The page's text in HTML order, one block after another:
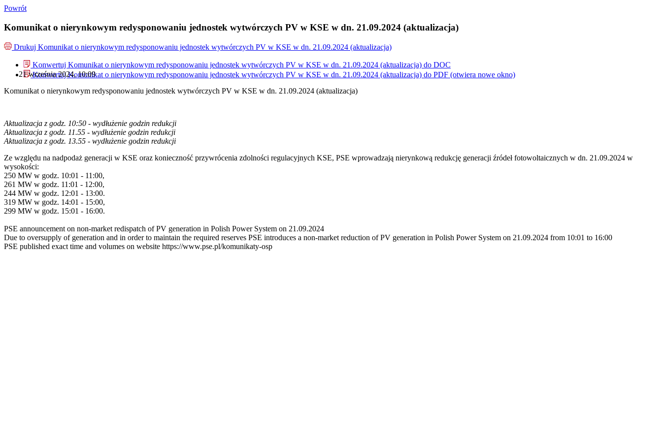
Powrót
Komunikat o nierynkowym redysponowaniu jednostek wytwórczych PV w KSE w dn. 21.09.2024 (aktualizacja)
Drukuj Komunikat o nierynkowym redysponowaniu jednostek wytwórczych PV w KSE w dn. 21.09.2024 (aktualizacja)
Konwertuj Komunikat o nierynkowym redysponowaniu jednostek wytwórczych PV w KSE w dn. 21.09.2024 (aktualizacja) do DOC
Konwertuj Komunikat o nierynkowym redysponowaniu jednostek wytwórczych PV w KSE w dn. 21.09.2024 (aktualizacja) do PDF (otwiera nowe okno)
21 września 2024, 10:09
Komunikat o nierynkowym redysponowaniu jednostek wytwórczych PV w KSE w dn. 21.09.2024 (aktualizacja)
Aktualizacja z godz. 10:50 - wydłużenie godzin redukcji
Aktualizacja z godz. 11.55 - wydłużenie godzin redukcji
Aktualizacja z godz. 13.55 - wydłużenie godzin redukcji
Ze względu na nadpodaż generacji w KSE oraz konieczność przywrócenia zdolności regulacyjnych KSE, PSE wprowadzają nierynkową redukcję generacji źródeł fotowoltaicznych w dn. 21.09.2024 w
wysokości:
250 MW w godz. 10:01 - 11:00,
261 MW w godz. 11:01 - 12:00,
244 MW w godz. 12:01 - 13:00.
319 MW w godz. 14:01 - 15:00,
299 MW w godz. 15:01 - 16:00.
PSE announcement on non-market redispatch of PV generation in Polish Power System on 21.09.2024
Due to oversupply of generation and in order to maintain the required reserves PSE introduces a non-market reduction of PV generation in Polish Power System on 21.09.2024 from 10:01 to 16:00
PSE published exact time and volumes on website https://www.pse.pl/komunikaty-osp